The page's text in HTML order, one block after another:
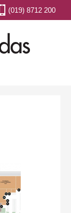
(019) 8712 200